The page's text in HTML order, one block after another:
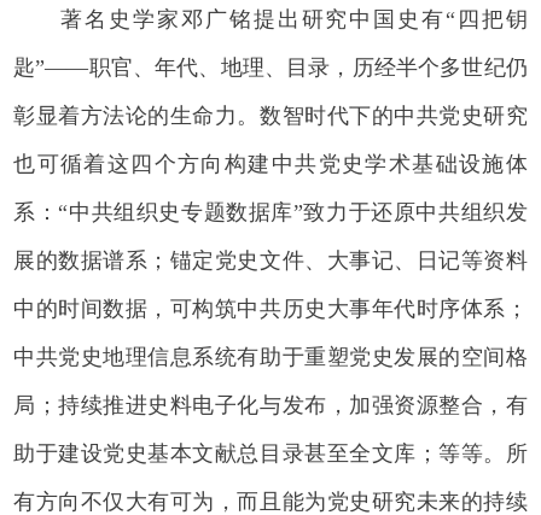
著名史学家邓广铭提出研究中国史有“四把钥
匙”——职官、年代、地理、目录，历经半个多世纪仍
彰显着方法论的生命力。数智时代下的中共党史研究
也可循着这四个方向构建中共党史学术基础设施体
系：“中共组织史专题数据库”致力于还原中共组织发
展的数据谱系；锚定党史文件、大事记、日记等资料
中的时间数据，可构筑中共历史大事年代时序体系；
中共党史地理信息系统有助于重塑党史发展的空间格
局；持续推进史料电子化与发布，加强资源整合，有
助于建设党史基本文献总目录甚至全文库；等等。所
有方向不仅大有可为，而且能为党史研究未来的持续